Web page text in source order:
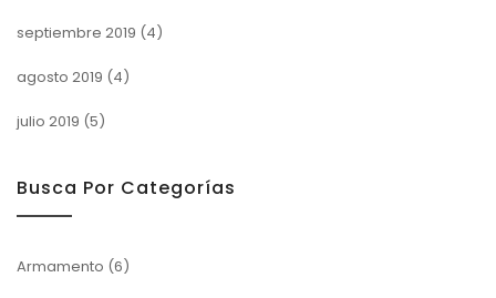
septiembre 2019 (4)
agosto 2019 (4)
julio 2019 (5)
Busca Por Categorías
Armamento (6)